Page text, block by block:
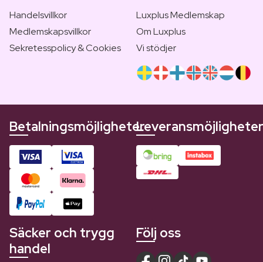
Handelsvillkor
Medlemskapsvillkor
Sekretesspolicy & Cookies
Luxplus Medlemskap
Om Luxplus
Vi stödjer
BetalningsmöjligheterLeveransmöjligheter
Säcker och trygg
handel
Följ oss